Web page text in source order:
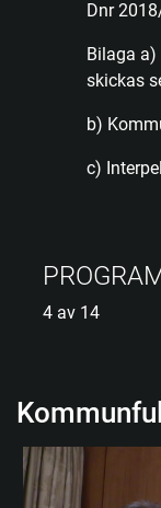
Dnr
Bilaga
skickas
b)
c)
4 av 14